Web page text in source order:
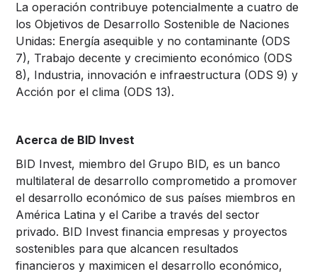
La operación contribuye potencialmente a cuatro de
los Objetivos de Desarrollo Sostenible de Naciones
Unidas: Energía asequible y no contaminante (ODS
7), Trabajo decente y crecimiento económico (ODS
8), Industria, innovación e infraestructura (ODS 9) y
Acción por el clima (ODS 13).
Acerca de BID Invest
BID Invest, miembro del Grupo BID, es un banco
multilateral de desarrollo comprometido a promover
el desarrollo económico de sus países miembros en
América Latina y el Caribe a través del sector
privado. BID Invest financia empresas y proyectos
sostenibles para que alcancen resultados
financieros y maximicen el desarrollo económico,